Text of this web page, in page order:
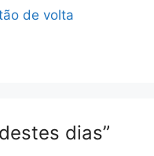
de volta
dias”